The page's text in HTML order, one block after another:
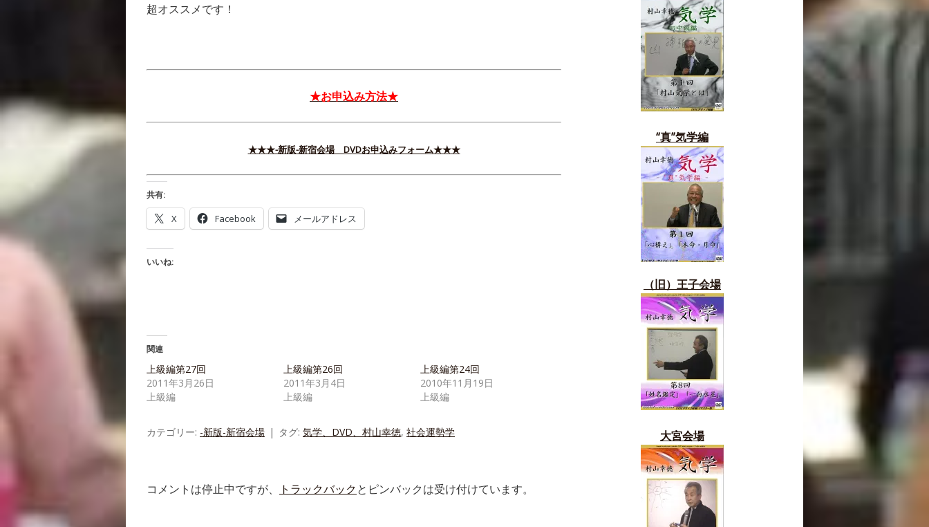
超オススメです！
★お申込み方法★
★★★-新版-新宿会場 DVDお申込みフォーム★★★
共有:
X Facebook メールアドレス
いいね:
関連
上級編第27回
2011年3月26日
上級編
上級編第26回
2011年3月4日
上級編
上級編第24回
2010年11月19日
上級編
カテゴリー: -新版-新宿会場 タグ: 気学、DVD、村山幸徳, 社会運勢学
コメントは停止中ですが、 トラックバックとピンバックは受け付けています。
“真”気学編
（旧） 王子会場
大宮会場